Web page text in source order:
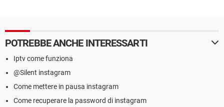
POTREBBE ANCHE INTERESSARTI
Iptv come funziona
@Silent instagram
Come mettere in pausa instagram
Come recuperare la password di instagram